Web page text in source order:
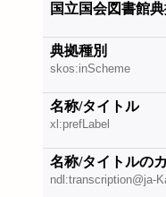
国立国会図書館
典拠種別
skos:inScheme
名称/タイトル
xl:prefLabel
名称/タイトルの
ndl:transcription@ja-